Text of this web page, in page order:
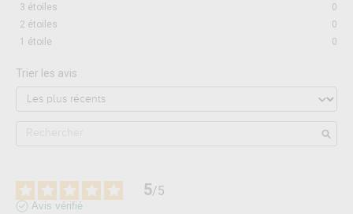
3 étoiles
0
2 étoiles
0
1 étoile 0
Trier les avis
5/5
Avis vérifié